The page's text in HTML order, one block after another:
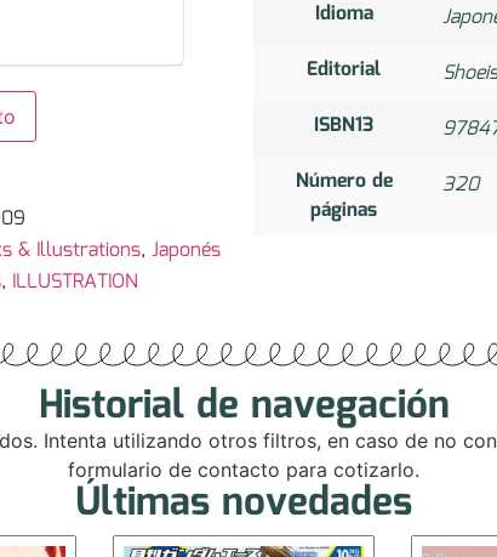
& Illustrations,Japonés
, ILLUSTRATION
Idioma
Editorial
ISBN13
Número de
páginas
320
Historial de navegación
Intenta utilizando otros filtros, en caso de no
formulario de contacto para cotizarlo.
Últimas novedades